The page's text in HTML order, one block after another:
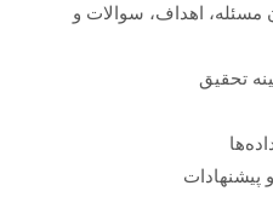
مسئله، اهداف، سوالات و
تحقیق
پیشنهادات